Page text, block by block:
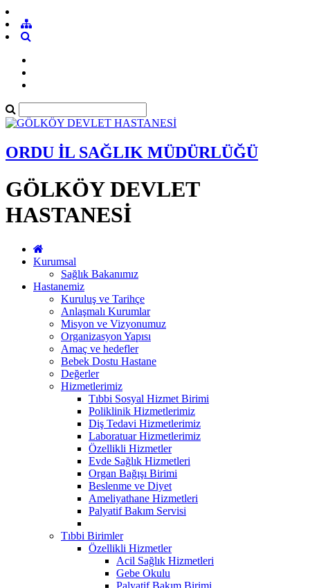
ORDU İL SAĞLIK MÜDÜRLÜĞÜ
GÖLKÖY DEVLET
HASTANESİ
Kurumsal
Sağlık Bakanımız
Hastanemiz
Kuruluş ve Tarihçe
Anlaşmalı Kurumlar
Misyon ve Vizyonumuz
Organizasyon Yapısı
Amaç ve hedefler
Bebek Dostu Hastane
Değerler
Hizmetlerimiz
Tıbbi Sosyal Hizmet Birimi
Poliklinik Hizmetlerimiz
Diş Tedavi Hizmetlerimiz
Laboratuar Hizmetlerimiz
Özellikli Hizmetler
Evde Sağlık Hizmetleri
Organ Bağışı Birimi
Beslenme ve Diyet
Ameliyathane Hizmetleri
Palyatif Bakım Servisi
Tıbbi Birimler
Özellikli Hizmetler
Acil Sağlık Hizmetleri
Gebe Okulu
Palyatif Bakım Birimi